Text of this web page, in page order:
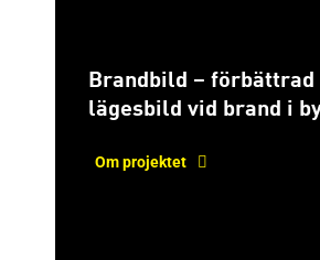
Brandbild – förbättrad
lägesbild vid brand i
Om projektet